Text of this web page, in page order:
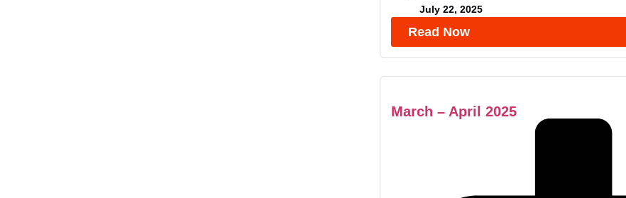
July 22, 2025
Read Now
March – April 2025